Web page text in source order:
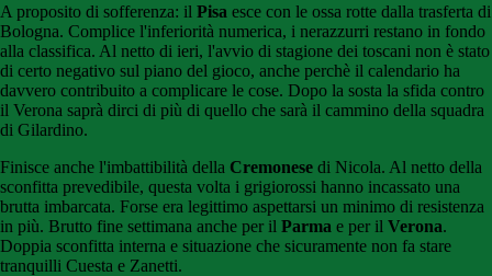
A proposito di sofferenza: il Pisa esce con le ossa rotte dalla trasferta di
Bologna. Complice l'inferiorità numerica, i nerazzurri restano in fondo
alla classifica. Al netto di ieri, l'avvio di stagione dei toscani non è stato
di certo negativo sul piano del gioco, anche perchè il calendario ha
davvero contribuito a complicare le cose. Dopo la sosta la sfida contro
il Verona saprà dirci di più di quello che sarà il cammino della squadra
di Gilardino.
Finisce anche l'imbattibilità della Cremonese di Nicola. Al netto della
sconfitta prevedibile, questa volta i grigiorossi hanno incassato una
brutta imbarcata. Forse era legittimo aspettarsi un minimo di resistenza
in più. Brutto fine settimana anche per il Parma e per il Verona.
Doppia sconfitta interna e situazione che sicuramente non fa stare
tranquilli Cuesta e Zanetti.